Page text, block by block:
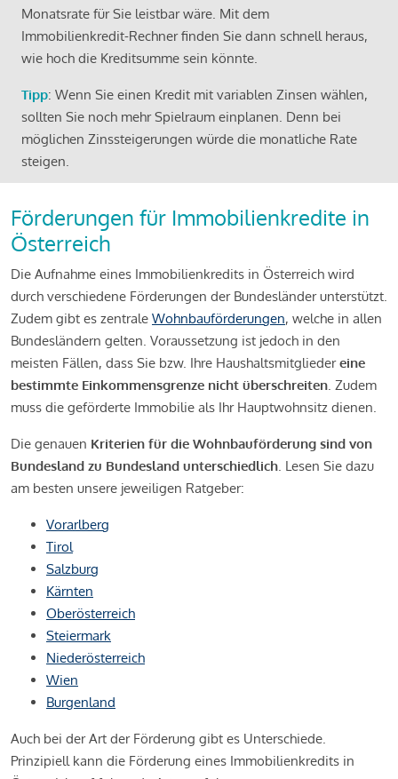
Monatsrate für Sie leistbar wäre. Mit dem
Immobilienkredit-Rechner finden Sie dann schnell heraus,
wie hoch die Kreditsumme sein könnte.
Tipp: Wenn Sie einen Kredit mit variablen Zinsen wählen,
sollten Sie noch mehr Spielraum einplanen. Denn bei
möglichen Zinssteigerungen würde die monatliche Rate
steigen.
Förderungen für Immobilienkredite in
Österreich
Die Aufnahme eines Immobilienkredits in Österreich wird
durch verschiedene Förderungen der Bundesländer unterstützt.
Zudem gibt es zentrale Wohnbauförderungen, welche in allen
Bundesländern gelten. Voraussetzung ist jedoch in den
meisten Fällen, dass Sie bzw. Ihre Haushaltsmitgliedereine
bestimmte Einkommensgrenze nicht überschreiten. Zudem
muss die geförderte Immobilie als Ihr Hauptwohnsitz dienen.
Die genauen Kriterien für die Wohnbauförderung sind von
Bundesland zu Bundesland unterschiedlich. Lesen Sie dazu
am besten unsere jeweiligen Ratgeber:
Vorarlberg
Tirol
Salzburg
Kärnten
Oberösterreich
Steiermark
Niederösterreich
Wien
Burgenland
Auch bei der Art der Förderung gibt es Unterschiede.
Prinzipiell kann die Förderung eines Immobilienkredits in